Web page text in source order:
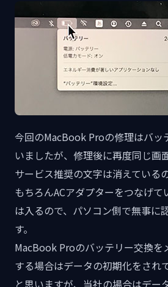
今回のMacBook Proの修理はバッ
いましたが、修理後に再度同じ画
サービス推奨の文字は消えている
もちろんACアダプターをつなげ
は入るので、パソコン側で無事に
す。
MacBook Proのバッテリー交換を
する場合はデータの初期化をされ
と思いますが、当社の場合はデー